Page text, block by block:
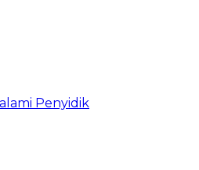
Penyidik